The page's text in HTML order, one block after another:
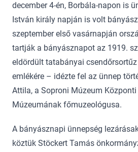
december 4-én, Borbála-napon is
István király napján is volt
szeptember első vasárnapján
tartják a bányásznapot az 1919.
eldördült tatabányai
emlékére – idézte fel az ünnep
Attila, a Soproni Múzeum
Múzeumának főmuzeológusa.
A bányásznapi ünnepség
köztük Stöckert Tamás